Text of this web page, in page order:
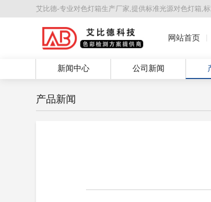
艾比德-专业对色灯箱生产厂家,提供标准光源对色灯箱,
网站首页
新闻中心 公司新闻
产品新闻